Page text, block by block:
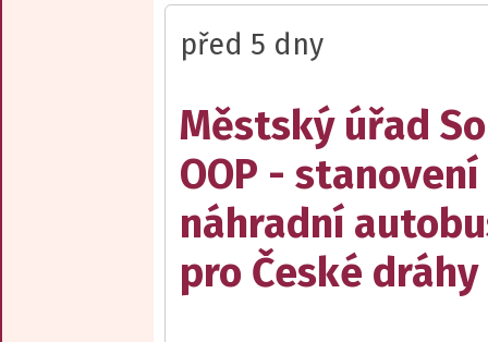
před 5 dny
Městský úřad
OOP -
náhradní
pro České dráhy